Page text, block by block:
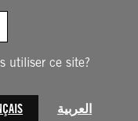
utiliser ce site?
العربية